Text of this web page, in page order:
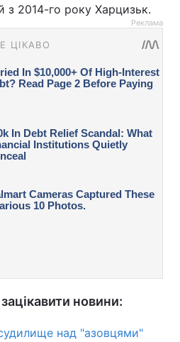
з 2014-го року Харцизьк.
Реклама
новини:
над "азовцями"